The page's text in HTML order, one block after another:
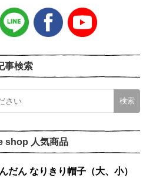
事検索
shop 人気商品
だん なりきり帽子（大、小）